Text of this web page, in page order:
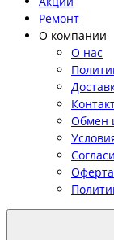
Ремонт
О компании
О нас
Обмен
Оферта